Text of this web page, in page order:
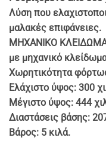
Λύση που
μαλακές επιφάνειες.
ΜΗΧΑΝΙΚΟ ΚΛΕΙΔΩΜΑ
με μηχανικό
Χωρητικότητα
Ελάχιστο ύψος: 300
Μέγιστο ύψος: 444
Διαστάσεις βάσης:
Βάρος: 5 κιλά.